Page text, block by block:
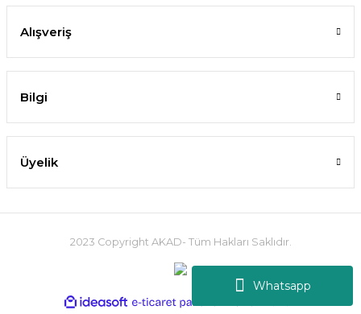
Whatsapp
Alışveriş
Bilgi
Üyelik
2023 Copyright AKAD- Tüm Hakları Saklıdır.
ideasoft